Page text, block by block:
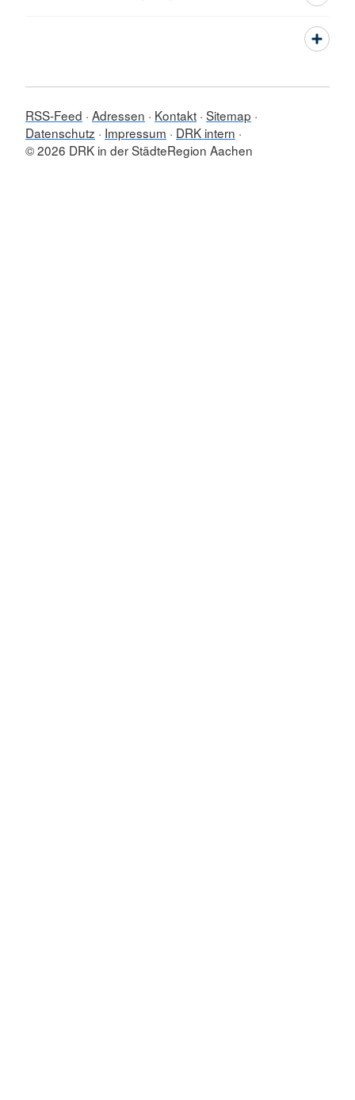
RSS-Feed Adressen Kontakt Sitemap
Datenschutz
Impressum
DRK intern
© 2026 DRK in der StädteRegion Aachen